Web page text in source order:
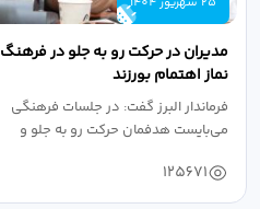
مدیران در حرکت رو به جلو در فرهنگ
نماز اهتمام بورزند
فرماندار البرز گفت: در جلسات فرهنگی
می‌بایست هدفمان حرکت رو به جلو و
125671